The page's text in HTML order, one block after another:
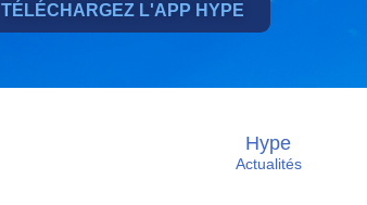
TÉLÉCHARGEZ L'APP HYPE
Hype
Actualités